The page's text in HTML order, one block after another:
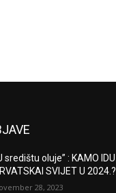
središtu oluje” : KAMO IDU
SVIJET U 2024.?
28, 2023